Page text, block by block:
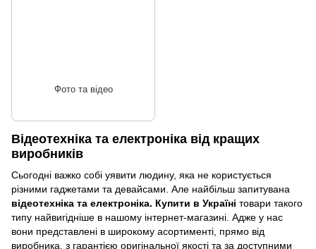
Відеотехніка та електроніка від кращих
виробників
Сьогодні важко собі уявити людину, яка не користується
різними гаджетами та девайсами. Але найбільш запитувана
відеотехніка та електроніка. Купити в Україні товари такого
типу найвигідніше в нашому інтернет-магазині. Адже у нас
вони представлені в широкому асортименті, прямо від
виробника, з гарантією оригінальної якості та за доступними
Фото та відео